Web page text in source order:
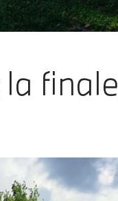
finale